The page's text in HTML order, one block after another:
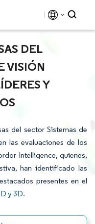
DEL
VISIÓN
Y
del sector Sistemas de
las evaluaciones de los
Intelligence, quienes,
han identificado las
presentes en el
y 3D.